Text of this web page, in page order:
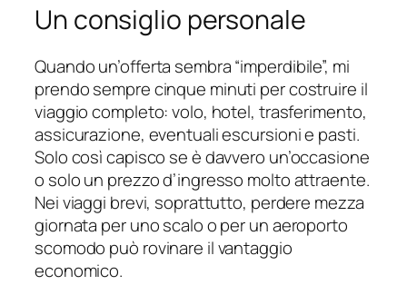
Un consiglio personale
Quando un’offerta sembra “imperdibile”, mi
prendo sempre cinque minuti per costruire il
viaggio completo: volo, hotel, trasferimento,
assicurazione, eventuali escursioni e pasti.
Solo così capisco se è davvero un’occasione
o solo un prezzo d’ingresso molto attraente.
Nei viaggi brevi, soprattutto, perdere mezza
giornata per uno scalo o per un aeroporto
scomodo può rovinare il vantaggio
economico.